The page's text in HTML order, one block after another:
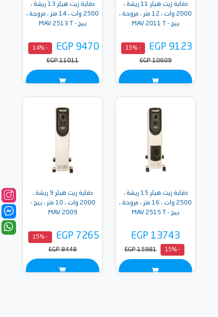
دفاية زيت هيلر 11 ريشة ،
2000 وات ، 12 متر ، مروحة ،
بيج - MAV 2011 T
EGP 9123
- 15%
EGP 10609
دفاية زيت هيلر 13 ريشة ،
2500 وات ، 14 متر ، مروحة ،
بيج - MAV 2513 T
EGP 9470
- 14%
EGP 11011
دفاية زيت هيلر 15 ريشة ،
2500 وات ، 16 متر ، مروحة ،
بيج - MAV 2515 T
EGP 13743
- 15%
EGP 15981
دفاية زيت هيلر 9 ريشة ،
2000 وات ، 10 متر ، بيج -
MAV 2009
EGP 7265
- 15%
EGP 8448